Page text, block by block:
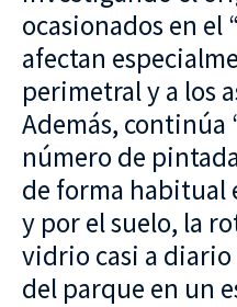
ocasionados en el
afectan
perimetral y a los
Además, continúa
número de
de forma habitual
y por el suelo, la
vidrio casi a
del parque en un